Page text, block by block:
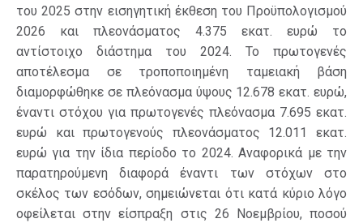
του 2025 στην εισηγητική έκθεση του Προϋπολογισμού
2026 και πλεονάσματος 4.375 εκατ. ευρώ το
αντίστοιχο διάστημα του 2024. Το πρωτογενές
αποτέλεσμα σε τροποποιημένη ταμειακή βάση
διαμορφώθηκε σε πλεόνασμα ύψους 12.678 εκατ. ευρώ,
έναντι στόχου για πρωτογενές πλεόνασμα 7.695 εκατ.
ευρώ και πρωτογενούς πλεονάσματος 12.011 εκατ.
ευρώ για την ίδια περίοδο το 2024. Αναφορικά με την
παρατηρούμενη διαφορά έναντι των στόχων στο
σκέλος των εσόδων, σημειώνεται ότι κατά κύριο λόγο
οφείλεται στην είσπραξη στις 26 Νοεμβρίου, ποσού